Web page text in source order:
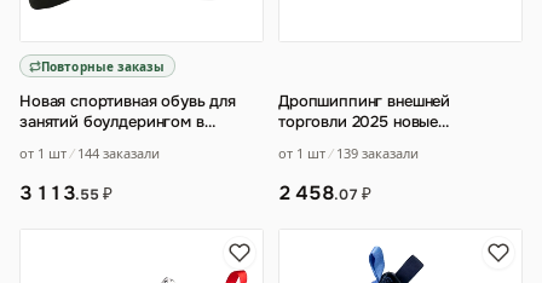
Повторные заказы
Новая спортивная обувь для
занятий боулдерингом в
детей от произ…
от 1 шт 144 заказали
3 113.55 ₽
Дропшиппинг внешней
торговли 2025 новые
начального уровня
профессионал
от 1 шт 139 заказали
2 458.07 ₽